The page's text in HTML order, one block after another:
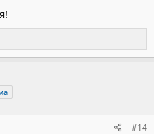
#14